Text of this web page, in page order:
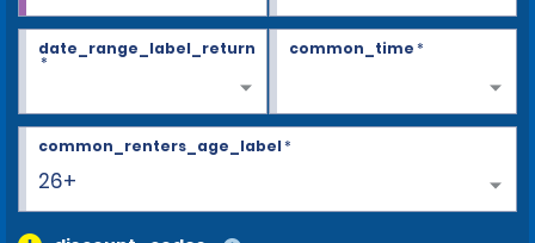
date_range_label_return
*
common_time*
26+
common_renters_age_label*